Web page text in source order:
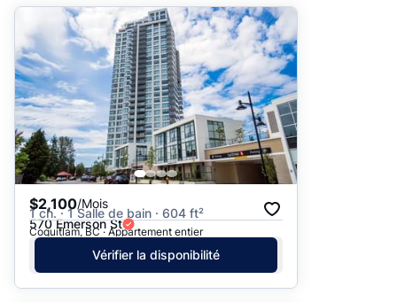
$2,100/Mois
1 ch. · 1 Salle de bain · 604 ft²
570 Emerson St
Coquitlam, BC · Appartement entier
Vérifier la disponibilité